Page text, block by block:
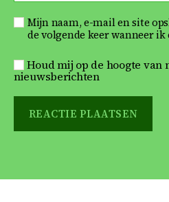
Mijn naam, e-mail en site
de volgende keer wanneer ik
Houd mij op de hoogte van
nieuwsberichten